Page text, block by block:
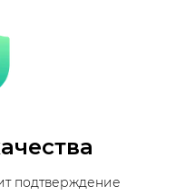
подтверждение